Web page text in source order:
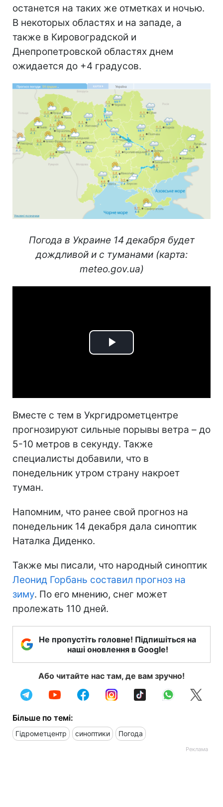
останется на таких же отметках и ночью.
В некоторых областях и на западе, а
также в Кировоградской и
Днепропетровской областях днем
ожидается до +4 градусов.
Погода в Украине 14 декабря будет
дождливой и с туманами (карта:
meteo.gov.ua)
Play
Вместе с тем в Укргидрометцентре
прогнозируют сильные порывы ветра – до
5-10 метров в секунду. Также
специалисты добавили, что в
понедельник утром страну накроет
туман.
Напомним, что ранее свой прогноз на
понедельник 14 декабря дала синоптик
Наталка Диденко.
Также мы писали, что народный синоптик
Леонид Горбань составил прогноз на
зиму. По его мнению, снег может
пролежать 110 дней.
Не пропустіть головне! Підпишіться на
наші оновлення в Google!
Або читайте нас там, де вам зручно!
Більше по темі:
Гідрометцентр синоптики Погода